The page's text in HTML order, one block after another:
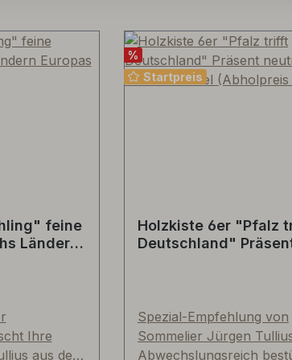
feine
Ländern
Ihre
aus dem
%
Startpreis
Holzkiste 6er "Pfalz
Deutschland"
Spezial-Empfehlung von
Sommelier Jürgen
Abwechslungsreich